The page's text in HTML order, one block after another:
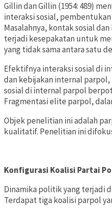
Gillin dan Gillin (1954: 489)
interaksi sosial,
Masalahnya, kontak sosial
terjadi kesepakatan untuk
yang tidak sama antara satu
Efektifnya interaksi sosial di
dan kebijakan internal
sosial di internal parpol
Fragmentasi elite parpol,
Objek penelitian ini adalah
kualitatif. Penelitian ini
Konfigurasi Koalisi Partai
Dinamika politik yang terjadi
Terdapat tiga koalisi parpol